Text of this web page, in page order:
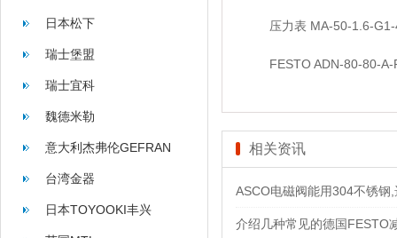
日本松下
瑞士堡盟
瑞士宜科
魏德米勒
意大利杰弗伦GEFRAN
台湾金器
日本TOYOOKI丰兴
压力表 MA-50-1.6-G1-
FESTO ADN-80-80-A-
相关资讯
ASCO电磁阀能用304不锈钢
介绍几种常见的德国FESTO